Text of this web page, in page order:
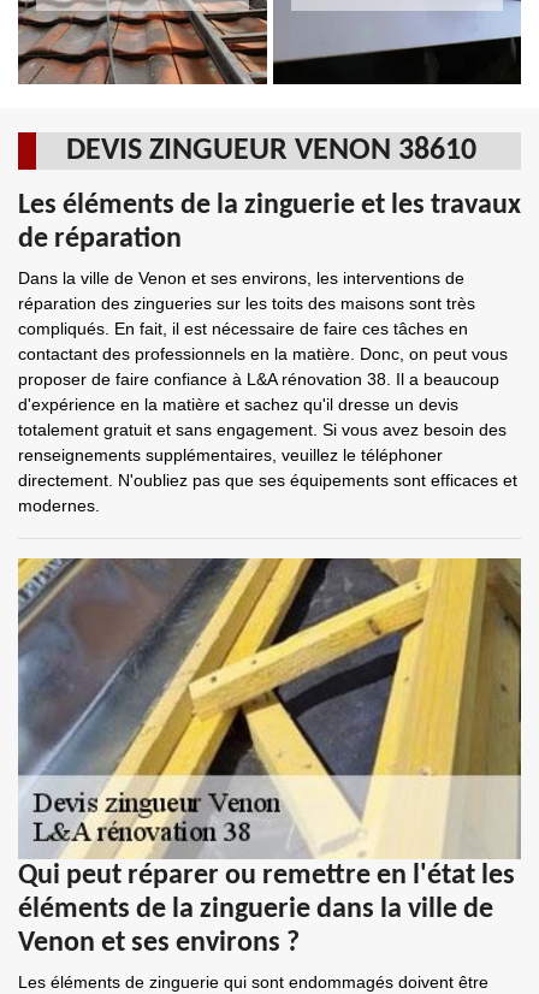
DEVIS ZINGUEUR VENON 38610
Les éléments de la zinguerie et les travaux
de réparation
Dans la ville de Venon et ses environs, les interventions de
réparation des zingueries sur les toits des maisons sont très
compliqués. En fait, il est nécessaire de faire ces tâches en
contactant des professionnels en la matière. Donc, on peut vous
proposer de faire confiance à L&A rénovation 38. Il a beaucoup
d'expérience en la matière et sachez qu'il dresse un devis
totalement gratuit et sans engagement. Si vous avez besoin des
renseignements supplémentaires, veuillez le téléphoner
directement. N'oubliez pas que ses équipements sont efficaces et
modernes.
Qui peut réparer ou remettre en l'état les
éléments de la zinguerie dans la ville de
Venon et ses environs ?
Les éléments de zinguerie qui sont endommagés doivent être